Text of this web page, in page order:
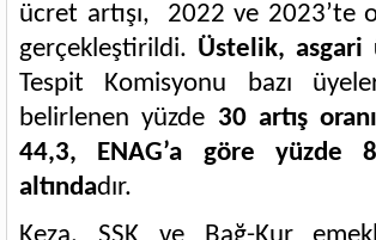
ücret artışı, 2022 ve 2023’te
gerçekleştirildi. Üstelik, asgari
Tespit Komisyonu bazı
belirlenen yüzde 30 artış oranı
44,3, ENAG’a göre yüzde
altındadır.